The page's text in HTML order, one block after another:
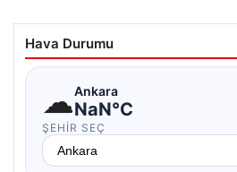
Hava Durumu
☁Ankara
NaN°C
ŞEHIR SEÇ